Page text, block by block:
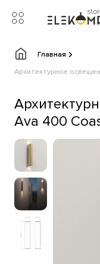
Главная
Архитектурное
Ava 400